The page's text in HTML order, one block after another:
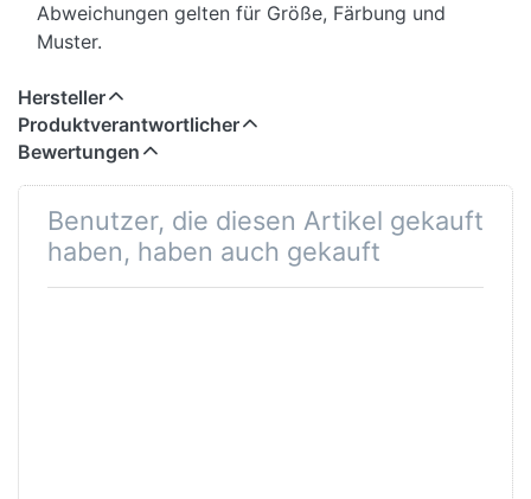
Abweichungen gelten für Größe, Färbung und
Muster.
Hersteller
Produktverantwortlicher
Bewertungen
Benutzer, die diesen Artikel gekauft
haben, haben auch gekauft